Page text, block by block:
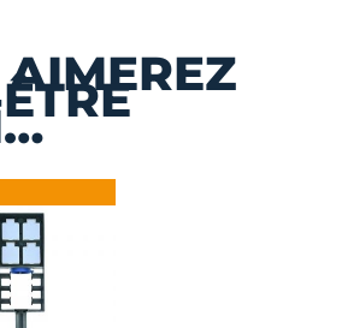
de
prix :
181,20 €
produit
a
plusieurs